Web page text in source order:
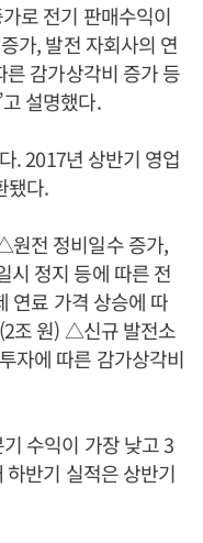
로 전기 판매수익이
가, 발전 자회사의 연
감가상각비 증가 등
설명했다.
. 2017년 상반기 영업
됐다.
원전 정비일수 증가,
시 정지 등에 따른 전
연료 가격 상승에 따
조 원) △신규 발전소
자에 따른 감가상각비
수익이 가장 낮고 3
반기 실적은 상반기